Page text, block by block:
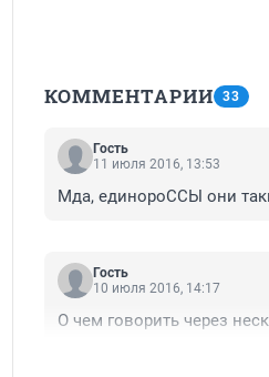
КОММЕНТАРИИ 33
Гость
11 июля 2016, 13:53
Мда, единороССЫ они
Гость
10 июля 2016, 14:17
О чем говорить через